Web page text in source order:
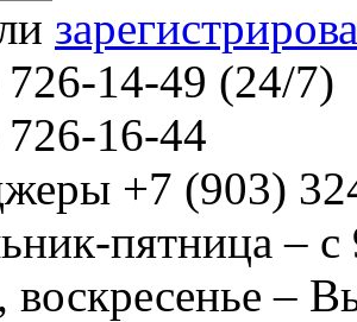
14-49 (24/7)
16-44
+7 (903)
пятница –
воскресенье –